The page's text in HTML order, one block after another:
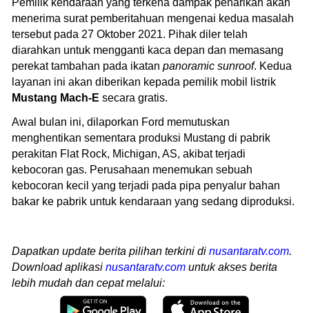
Pemilik kendaraan yang terkena dampak penarikan akan
menerima surat pemberitahuan mengenai kedua masalah
tersebut pada 27 Oktober 2021. Pihak diler telah
diarahkan untuk mengganti kaca depan dan memasang
perekat tambahan pada ikatan panoramic sunroof. Kedua
layanan ini akan diberikan kepada pemilik mobil listrik
Mustang Mach-E secara gratis.
Awal bulan ini, dilaporkan Ford memutuskan
menghentikan sementara produksi Mustang di pabrik
perakitan Flat Rock, Michigan, AS, akibat terjadi
kebocoran gas. Perusahaan menemukan sebuah
kebocoran kecil yang terjadi pada pipa penyalur bahan
bakar ke pabrik untuk kendaraan yang sedang diproduksi.
Dapatkan update berita pilihan terkini di nusantaratv.com.
Download aplikasi nusantaratv.com untuk akses berita
lebih mudah dan cepat melalui: